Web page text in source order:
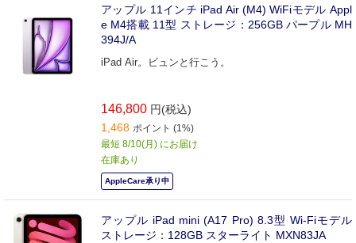
アップル 11インチ iPad Air (M4) WiFiモデル Appl
e M4搭載 11型 ストレージ：256GB パープル MH
394J/A
iPad Air。ビュンと行こう。
146,800 円(税込)
1,468 ポイント (1%)
最短 8/10(月) にお届け
在庫あり
AppleCare承り中
アップル iPad mini (A17 Pro) 8.3型 Wi-Fiモデル
ストレージ：128GB スターライト MXN83JA